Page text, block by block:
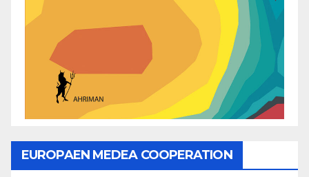
EUROPAEN MEDEA COOPERATION